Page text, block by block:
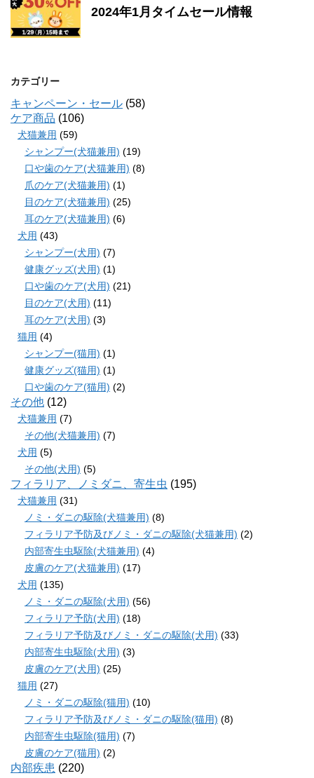
2024年1月タイムセール情報
カテゴリー
キャンペーン・セール (58)
ケア商品 (106)
犬猫兼用 (59)
シャンプー(犬猫兼用) (19)
口や歯のケア(犬猫兼用) (8)
爪のケア(犬猫兼用) (1)
目のケア(犬猫兼用) (25)
耳のケア(犬猫兼用) (6)
犬用 (43)
シャンプー(犬用) (7)
健康グッズ(犬用) (1)
口や歯のケア(犬用) (21)
目のケア(犬用) (11)
耳のケア(犬用) (3)
猫用 (4)
シャンプー(猫用) (1)
健康グッズ(猫用) (1)
口や歯のケア(猫用) (2)
その他 (12)
犬猫兼用 (7)
その他(犬猫兼用) (7)
犬用 (5)
その他(犬用) (5)
フィラリア、ノミダニ、寄生虫 (195)
犬猫兼用 (31)
ノミ・ダニの駆除(犬猫兼用) (8)
フィラリア予防及びノミ・ダニの駆除(犬猫兼用) (2)
内部寄生虫駆除(犬猫兼用) (4)
皮膚のケア(犬猫兼用) (17)
犬用 (135)
ノミ・ダニの駆除(犬用) (56)
フィラリア予防(犬用) (18)
フィラリア予防及びノミ・ダニの駆除(犬用) (33)
内部寄生虫駆除(犬用) (3)
皮膚のケア(犬用) (25)
猫用 (27)
ノミ・ダニの駆除(猫用) (10)
フィラリア予防及びノミ・ダニの駆除(猫用) (8)
内部寄生虫駆除(猫用) (7)
皮膚のケア(猫用) (2)
内部疾患 (220)